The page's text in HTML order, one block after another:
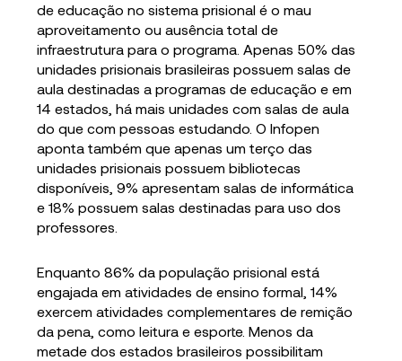
de educação no sistema prisional é o mau
aproveitamento ou ausência total de
infraestrutura para o programa. Apenas 50% das
unidades prisionais brasileiras possuem salas de
aula destinadas a programas de educação e em
14 estados, há mais unidades com salas de aula
do que com pessoas estudando. O Infopen
aponta também que apenas um terço das
unidades prisionais possuem bibliotecas
disponíveis, 9% apresentam salas de informática
e 18% possuem salas destinadas para uso dos
professores.
Enquanto 86% da população prisional está
engajada em atividades de ensino formal, 14%
exercem atividades complementares de remição
da pena, como leitura e esporte. Menos da
metade dos estados brasileiros possibilitam